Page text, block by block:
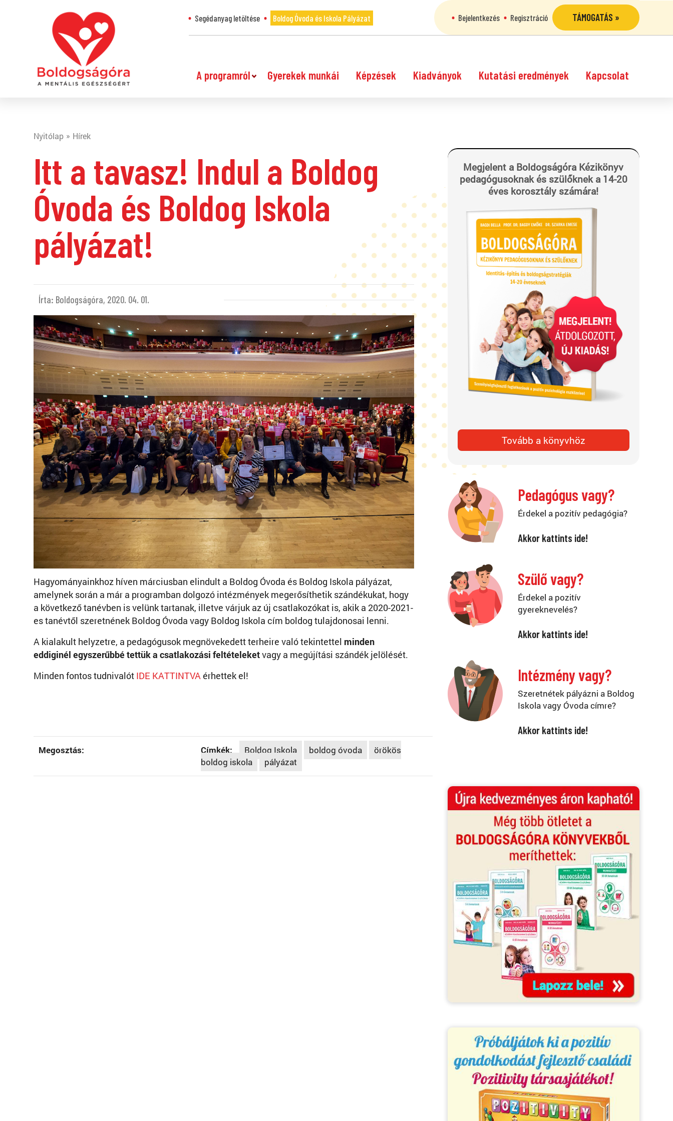
Segédanyag letöltése Boldog Óvoda és Iskola Pályázat Bejelentkezés Regisztráció TÁMOGATÁS »
A programról Gyerekek munkái Képzések Kiadványok Kutatási eredmények Kapcsolat
Nyitólap Hírek
Itt a tavasz! Indul a Boldog
Óvoda és Boldog Iskola
pályázat!
Írta: Boldogságóra, 2020. 04. 01.
Hagyományainkhoz híven márciusban elindult a Boldog Óvoda és Boldog Iskola pályázat,
amelynek során a már a programban dolgozó intézmények megerősíthetik szándékukat, hogy
a következő tanévben is velünk tartanak, illetve várjuk az új csatlakozókat is, akik a 2020-2021-
es tanévtől szeretnének Boldog Óvoda vagy Boldog Iskola cím boldog tulajdonosai lenni.
A kialakult helyzetre, a pedagógusok megnövekedett terheire való tekintettel minden
eddiginél egyszerűbbé tettük a csatlakozási feltételeketvagy a megújítási szándék jelölését.
Minden fontos tudnivalót IDE KATTINTVA érhettek el!
Megosztás: Címkék: Boldog Iskola boldog óvoda
örökös
boldog iskola
pályázat
Megjelent a Boldogságóra Kézikönyv
pedagógusoknak és szülőknek a 14-20
éves korosztály számára!
Tovább a könyvhöz
Pedagógus vagy?
Érdekel a pozitív pedagógia?
Akkor kattints ide!
Szülő vagy?
Érdekel a pozitív
gyereknevelés?
Akkor kattints ide!
Intézmény vagy?
Szeretnétek pályázni a Boldog
Iskola vagy Óvoda címre?
Akkor kattints ide!